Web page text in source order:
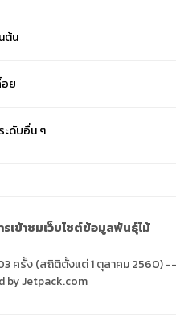
ต้น
อย
ะดับอื่น ๆ
รเข้าชมเว็บไซต์ข้อมูลพันธุ์ไม้
ครั้ง (สถิติตั้งแต่ 1 ตุลาคม 2560)
by Jetpack.com